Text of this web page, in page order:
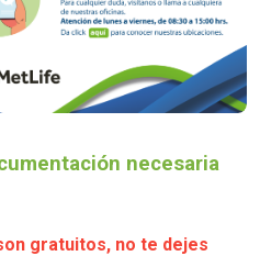
necesaria
gratuitos, no te dejes